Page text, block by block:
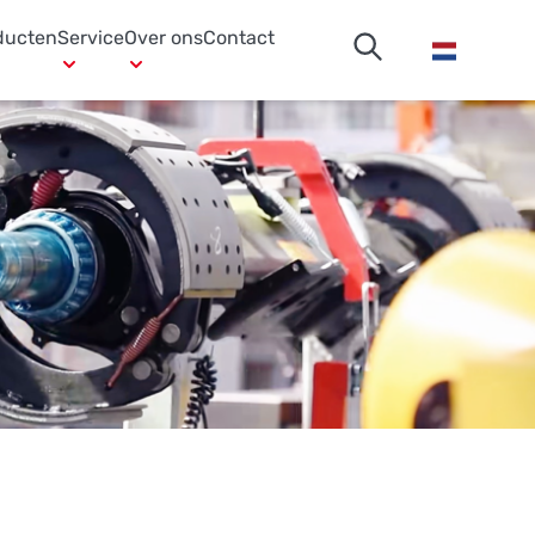
ServiceOver onsContact